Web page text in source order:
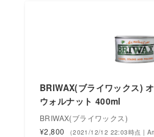
BRIWAX(ブライワックス)
ウォルナット 400ml
BRIWAX(ブライワックス)
¥2,800
（2021/12/12 22:03時点 |